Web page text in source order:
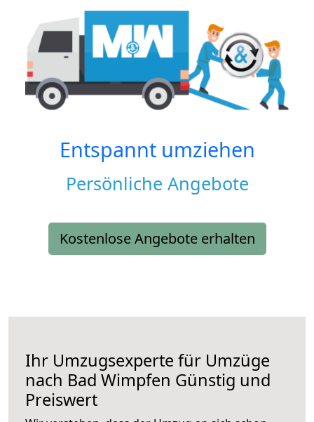
Entspannt umziehen
Persönliche Angebote
Kostenlose Angebote erhalten
Ihr Umzugsexperte für Umzüge
nach Bad Wimpfen Günstig und
Preiswert